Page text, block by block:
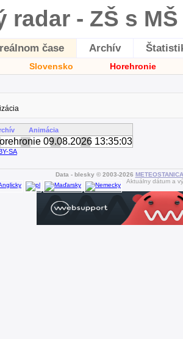
radar - ZŠ s
čase Archív
Slovensko Horehronie
Animácia
SA
Data - blesky © 2003-2026
Aktuálny dátum a